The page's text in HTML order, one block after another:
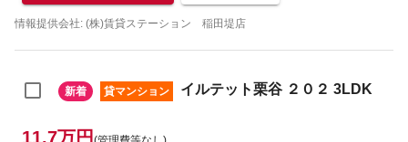
情報提供会社: (株)賃貸ステーション 稲田堤店
新着 貸マンション イルテット栗谷 ２０２ 3LDK
11.7万円